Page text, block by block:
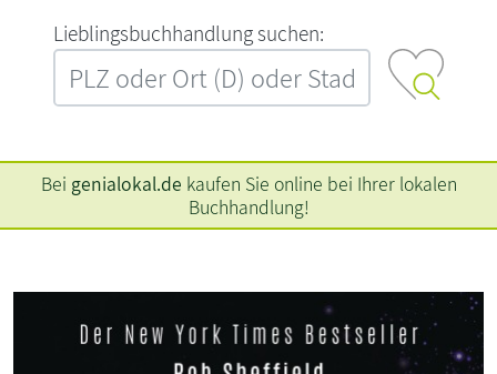
L‍i‍e‍b‍l‍i‍n‍g‍s‍b‍u‍c‍h‍h‍a‍n‍d‍l‍u‍n‍g‍ ‍s‍u‍c‍h‍e‍n‍:‍
Bei genialokal.de kaufen Sie online bei Ihrer lokalen
Buchhandlung!